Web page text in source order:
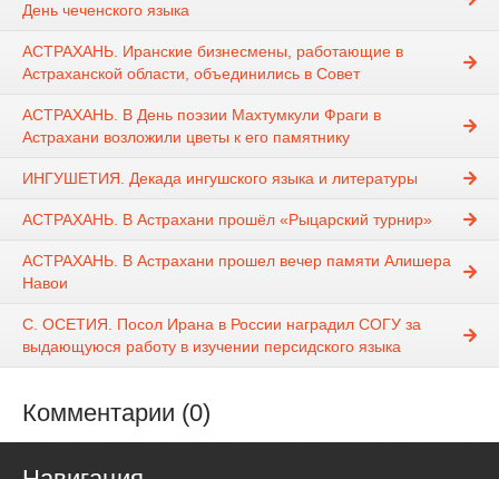
День чеченского языка
АСТРАХАНЬ. Иранские бизнесмены, работающие в
Астраханской области, объединились в Совет
АСТРАХАНЬ. В День поэзии Махтумкули Фраги в
Астрахани возложили цветы к его памятнику
ИНГУШЕТИЯ. Декада ингушского языка и литературы
АСТРАХАНЬ. В Астрахани прошёл «Рыцарский турнир»
АСТРАХАНЬ. В Астрахани прошел вечер памяти Алишера
Навои
С. ОСЕТИЯ. Посол Ирана в России наградил СОГУ за
выдающуюся работу в изучении персидского языка
Комментарии (0)